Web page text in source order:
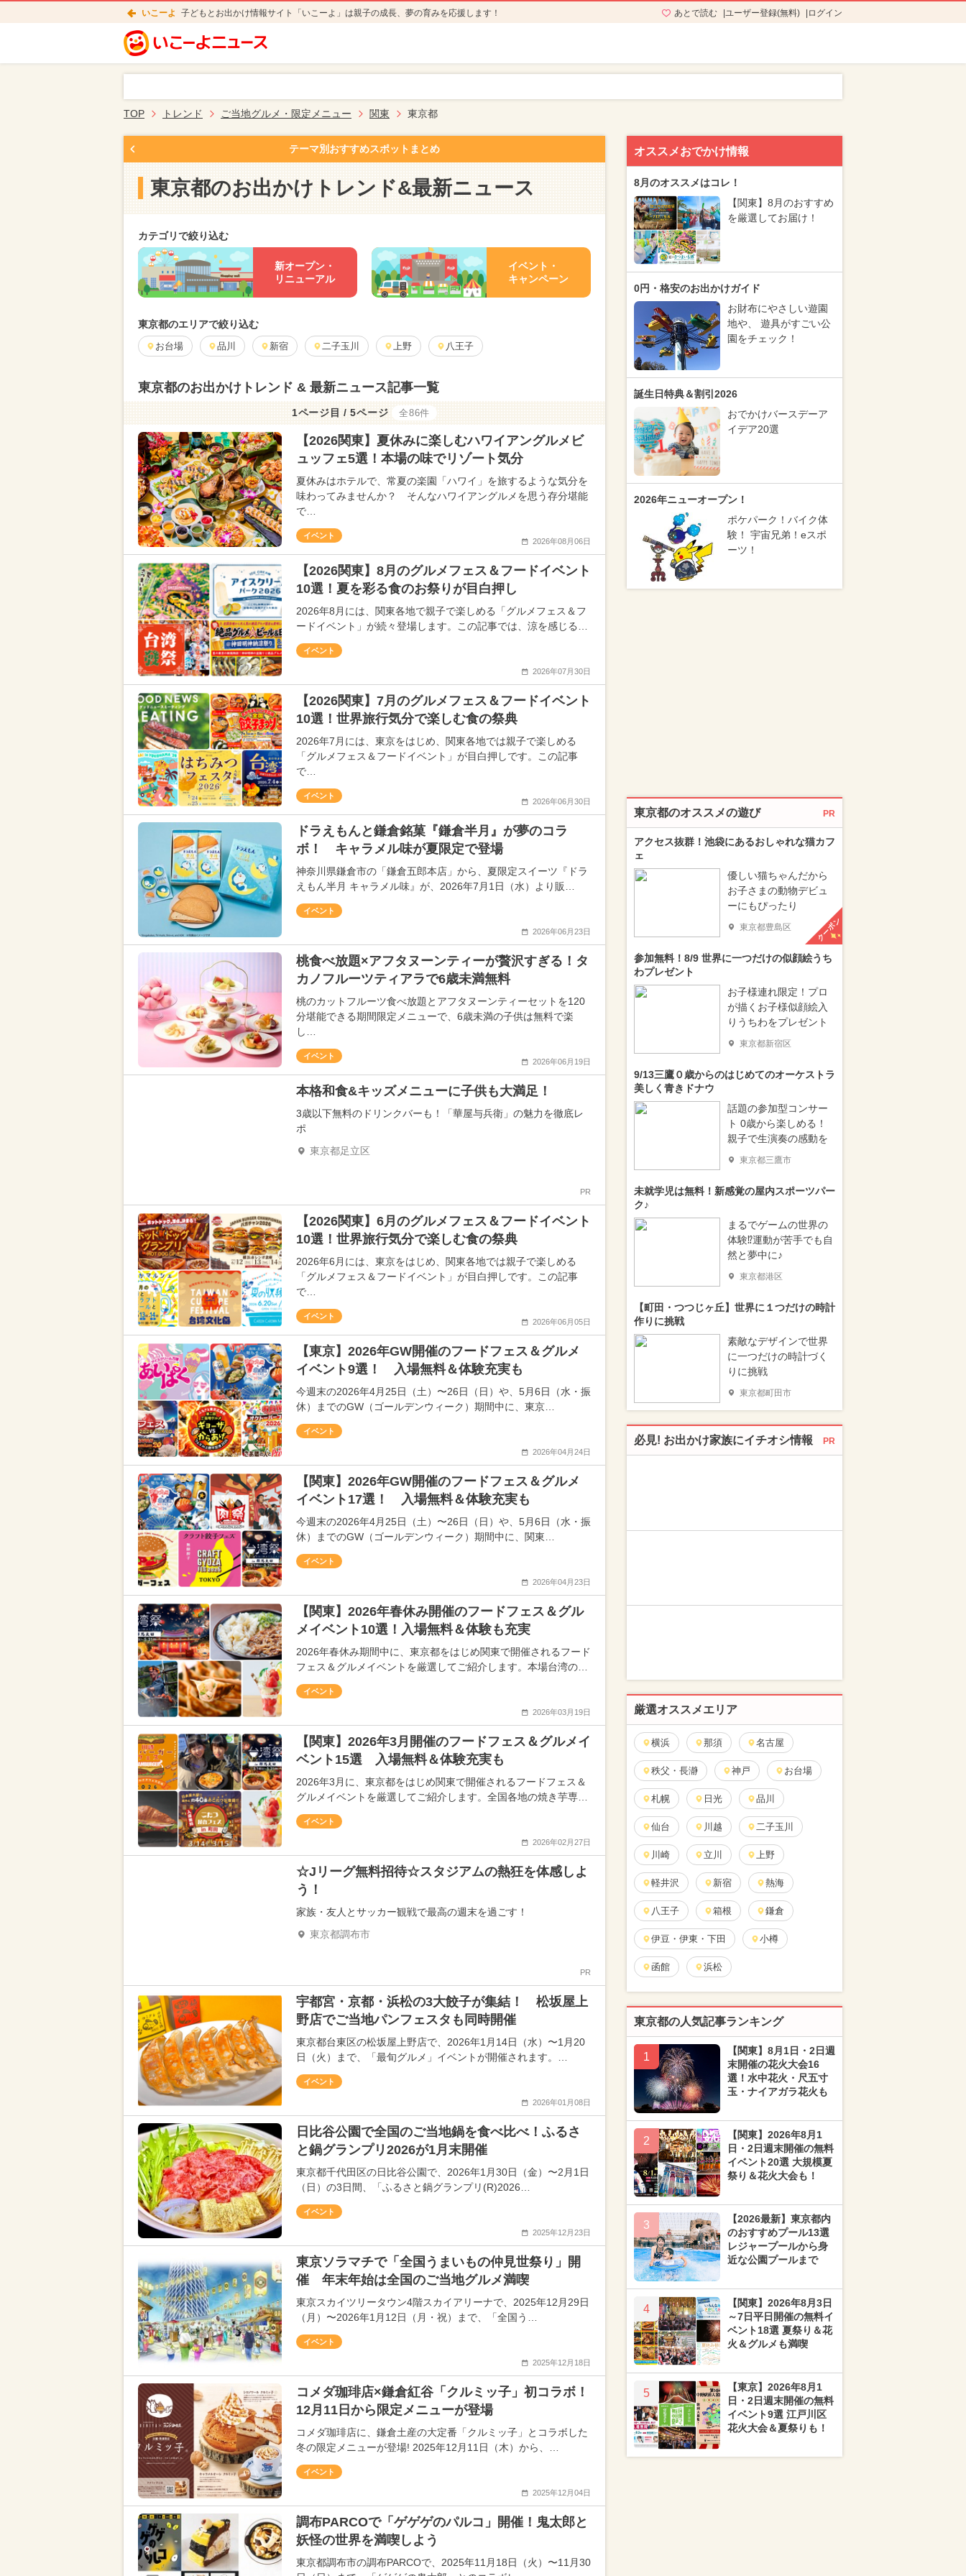
いこーよ 子どもとお出かけ情報サイト「いこーよ」は親子の成長、夢の育みを応援します！ あとで読む ユーザー登録(無料) ログイン
TOP トレンド ご当地グルメ・限定メニュー 関東 東京都
テーマ別おすすめスポットまとめ
東京都のお出かけトレンド&最新ニュース
カテゴリで絞り込む
新オープン・
リニューアル
イベント・
キャンペーン
東京都のエリアで絞り込む
お台場 品川 新宿 二子玉川 上野 八王子
東京都のお出かけトレンド & 最新ニュース記事一覧
1ページ目 / 5ページ 全86件
【2026関東】夏休みに楽しむハワイアングルメビ
ュッフェ5選！本場の味でリゾート気分
夏休みはホテルで、常夏の楽園「ハワイ」を旅するような気分を
味わってみませんか？ そんなハワイアングルメを思う存分堪能
で…
イベント
2026年08月06日
【2026関東】8月のグルメフェス＆フードイベント
10選！夏を彩る食のお祭りが目白押し
2026年8月には、関東各地で親子で楽しめる「グルメフェス＆フ
ードイベント」が続々登場します。この記事では、涼を感じる…
イベント
2026年07月30日
【2026関東】7月のグルメフェス＆フードイベント
10選！世界旅行気分で楽しむ食の祭典
2026年7月には、東京をはじめ、関東各地では親子で楽しめる
「グルメフェス＆フードイベント」が目白押しです。この記事
で…
イベント
2026年06月30日
ドラえもんと鎌倉銘菓『鎌倉半月』が夢のコラ
ボ！ キャラメル味が夏限定で登場
神奈川県鎌倉市の「鎌倉五郎本店」から、夏限定スイーツ『ドラ
えもん半月 キャラメル味』が、2026年7月1日（水）より販…
イベント
2026年06月23日
桃食べ放題×アフタヌーンティーが贅沢すぎる！タ
カノフルーツティアラで6歳未満無料
桃のカットフルーツ食べ放題とアフタヌーンティーセットを120
分堪能できる期間限定メニューで、6歳未満の子供は無料で楽
し…
イベント
2026年06月19日
本格和食&キッズメニューに子供も大満足！
3歳以下無料のドリンクバーも！「華屋与兵衛」の魅力を徹底レ
ポ
東京都足立区
PR
【2026関東】6月のグルメフェス＆フードイベント
10選！世界旅行気分で楽しむ食の祭典
2026年6月には、東京をはじめ、関東各地では親子で楽しめる
「グルメフェス＆フードイベント」が目白押しです。この記事
で…
イベント
2026年06月05日
【東京】2026年GW開催のフードフェス＆グルメ
イベント9選！ 入場無料＆体験充実も
今週末の2026年4月25日（土）〜26日（日）や、5月6日（水・振
休）までのGW（ゴールデンウィーク）期間中に、東京…
イベント
2026年04月24日
【関東】2026年GW開催のフードフェス＆グルメ
イベント17選！ 入場無料＆体験充実も
今週末の2026年4月25日（土）〜26日（日）や、5月6日（水・振
休）までのGW（ゴールデンウィーク）期間中に、関東…
イベント
2026年04月23日
【関東】2026年春休み開催のフードフェス＆グル
メイベント10選！入場無料＆体験も充実
2026年春休み期間中に、東京都をはじめ関東で開催されるフード
フェス＆グルメイベントを厳選してご紹介します。本場台湾の…
イベント
2026年03月19日
【関東】2026年3月開催のフードフェス＆グルメイ
ベント15選 入場無料＆体験充実も
2026年3月に、東京都をはじめ関東で開催されるフードフェス＆
グルメイベントを厳選してご紹介します。全国各地の焼き芋専…
イベント
2026年02月27日
☆Jリーグ無料招待☆スタジアムの熱狂を体感しよ
う！
家族・友人とサッカー観戦で最高の週末を過ごす！
東京都調布市
PR
宇都宮・京都・浜松の3大餃子が集結！ 松坂屋上
野店でご当地パンフェスタも同時開催
東京都台東区の松坂屋上野店で、2026年1月14日（水）〜1月20
日（火）まで、「最旬グルメ」イベントが開催されます。…
イベント
2026年01月08日
日比谷公園で全国のご当地鍋を食べ比べ！ふるさ
と鍋グランプリ2026が1月末開催
東京都千代田区の日比谷公園で、2026年1月30日（金）〜2月1日
（日）の3日間、「ふるさと鍋グランプリ(R)2026…
イベント
2025年12月23日
東京ソラマチで「全国うまいもの仲見世祭り」開
催 年末年始は全国のご当地グルメ満喫
東京スカイツリータウン4階スカイアリーナで、2025年12月29日
（月）〜2026年1月12日（月・祝）まで、「全国う…
イベント
2025年12月18日
コメダ珈琲店×鎌倉紅谷「クルミッ子」初コラボ！
12月11日から限定メニューが登場
コメダ珈琲店に、鎌倉土産の大定番「クルミッ子」とコラボした
冬の限定メニューが登場! 2025年12月11日（木）から、…
イベント
2025年12月04日
調布PARCOで「ゲゲゲのパルコ」開催！鬼太郎と
妖怪の世界を満喫しよう
東京都調布市の調布PARCOで、2025年11月18日（火）〜11月30
オススメおでかけ情報
8月のオススメはコレ！
【関東】8月のおすすめ
を厳選してお届け！
0円・格安のお出かけガイド
お財布にやさしい遊園
地や、 遊具がすごい公
園をチェック！
誕生日特典＆割引2026
おでかけバースデーア
イデア20選
2026年ニューオープン！
ポケパーク！バイク体
験！ 宇宙兄弟！eスポ
ーツ！
東京都のオススメの遊び PR
アクセス抜群！池袋にあるおしゃれな猫カフ
ェ
優しい猫ちゃんだから
お子さまの動物デビュ
ーにもぴったり
東京都豊島区 クーポン
参加無料！8/9 世界に一つだけの似顔絵うち
わプレゼント
お子様連れ限定！プロ
が描くお子様似顔絵入
りうちわをプレゼント
東京都新宿区
9/13三鷹０歳からのはじめてのオーケストラ
美しく青きドナウ
話題の参加型コンサー
ト 0歳から楽しめる！
親子で生演奏の感動を
東京都三鷹市
未就学児は無料！新感覚の屋内スポーツパー
ク♪
まるでゲームの世界の
体験⁉運動が苦手でも自
然と夢中に♪
東京都港区
【町田・つつじヶ丘】世界に１つだけの時計
作りに挑戦
素敵なデザインで世界
に一つだけの時計づく
りに挑戦
東京都町田市
必見! お出かけ家族にイチオシ情報 PR
厳選オススメエリア
横浜 那須 名古屋
秩父・長瀞 神戸 お台場
札幌 日光 品川
仙台 川越 二子玉川
川崎 立川 上野
軽井沢 新宿 熱海
八王子 箱根 鎌倉
伊豆・伊東・下田 小樽
函館 浜松
東京都の人気記事ランキング
1
【関東】8月1日・2日週
末開催の花火大会16
選！水中花火・尺五寸
玉・ナイアガラ花火も
2
【関東】2026年8月1
日・2日週末開催の無料
イベント20選 大規模夏
祭り＆花火大会も！
3
【2026最新】東京都内
のおすすめプール13選
レジャープールから身
近な公園プールまで
4
【関東】2026年8月3日
～7日平日開催の無料イ
ベント18選 夏祭り＆花
火＆グルメも満喫
5
【東京】2026年8月1
日・2日週末開催の無料
イベント9選 江戸川区
花火大会＆夏祭りも！